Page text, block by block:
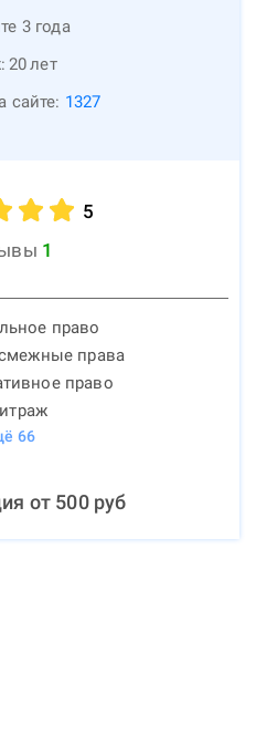
3 года
20лет
сайте: 1327
5
1
право
права
право
66
от 500руб